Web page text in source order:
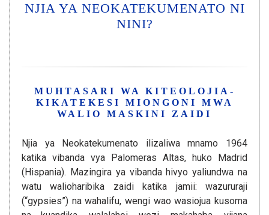
NJIA YA NEOKATEKUMENATO NI
NINI?
MUHTASARI WA KITEOLOJIA-
KIKATEKESI MIONGONI MWA
WALIO MASKINI ZAIDI
Njia ya Neokatekumenato ilizaliwa mnamo 1964
katika vibanda vya Palomeras Altas, huko Madrid
(Hispania). Mazingira ya vibanda hivyo yaliundwa na
watu walioharibika zaidi katika jamii: wazururaji
(“gypsies”) na wahalifu, wengi wao wasiojua kusoma